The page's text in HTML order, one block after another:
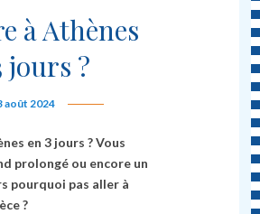
à Athènes
jours ?
août 2024
en 3 jours ? Vous
prolongé ou encore un
pourquoi pas aller à
?